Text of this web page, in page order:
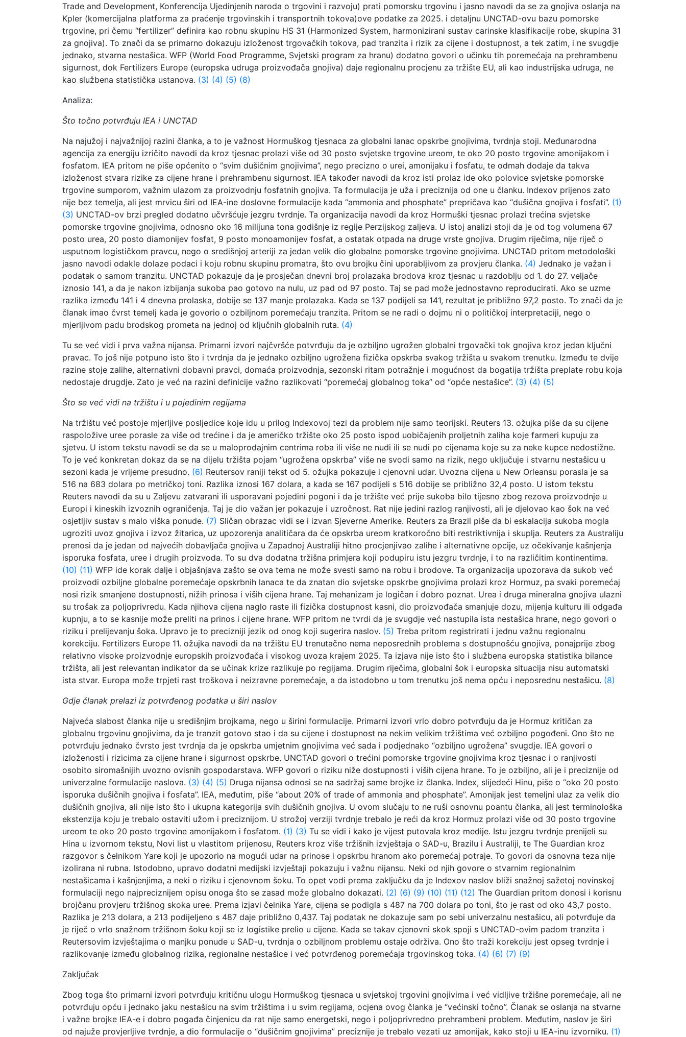
Trade and Development, Konferencija Ujedinjenih naroda o trgovini i razvoju) prati pomorsku trgovinu i jasno navodi da se za gnojiva oslanja na
Kpler (komercijalna platforma za praćenje trgovinskih i transportnih tokova)ove podatke za 2025. i detaljnu UNCTAD-ovu bazu pomorske
trgovine, pri čemu “fertilizer” definira kao robnu skupinu HS 31 (Harmonized System, harmonizirani sustav carinske klasifikacije robe, skupina 31
za gnojiva). To znači da se primarno dokazuju izloženost trgovačkih tokova, pad tranzita i rizik za cijene i dostupnost, a tek zatim, i ne svugdje
jednako, stvarna nestašica. WFP (World Food Programme, Svjetski program za hranu) dodatno govori o učinku tih poremećaja na prehrambenu
sigurnost, dok Fertilizers Europe (europska udruga proizvođača gnojiva) daje regionalnu procjenu za tržište EU, ali kao industrijska udruga, ne
kao službena statistička ustanova. (3) (4) (5) (8)
Analiza:
Što točno potvrđuju IEA i UNCTAD
Na najužoj i najvažnijoj razini članka, a to je važnost Hormuškog tjesnaca za globalni lanac opskrbe gnojivima, tvrdnja stoji. Međunarodna
agencija za energiju izričito navodi da kroz tjesnac prolazi više od 30 posto svjetske trgovine ureom, te oko 20 posto trgovine amonijakom i
fosfatom. IEA pritom ne piše općenito o “svim dušičnim gnojivima”, nego precizno o urei, amonijaku i fosfatu, te odmah dodaje da takva
izloženost stvara rizike za cijene hrane i prehrambenu sigurnost. IEA također navodi da kroz isti prolaz ide oko polovice svjetske pomorske
trgovine sumporom, važnim ulazom za proizvodnju fosfatnih gnojiva. Ta formulacija je uža i preciznija od one u članku. Indexov prijenos zato
nije bez temelja, ali jest mrvicu širi od IEA-ine doslovne formulacije kada “ammonia and phosphate” prepričava kao “dušična gnojiva i fosfati”. (1)
(3) UNCTAD-ov brzi pregled dodatno učvršćuje jezgru tvrdnje. Ta organizacija navodi da kroz Hormuški tjesnac prolazi trećina svjetske
pomorske trgovine gnojivima, odnosno oko 16 milijuna tona godišnje iz regije Perzijskog zaljeva. U istoj analizi stoji da je od tog volumena 67
posto urea, 20 posto diamonijev fosfat, 9 posto monoamonijev fosfat, a ostatak otpada na druge vrste gnojiva. Drugim riječima, nije riječ o
usputnom logističkom pravcu, nego o središnjoj arteriji za jedan velik dio globalne pomorske trgovine gnojivima. UNCTAD pritom metodološki
jasno navodi odakle dolaze podaci i koju robnu skupinu promatra, što ovu brojku čini uporabljivom za provjeru članka. (4) Jednako je važan i
podatak o samom tranzitu. UNCTAD pokazuje da je prosječan dnevni broj prolazaka brodova kroz tjesnac u razdoblju od 1. do 27. veljače
iznosio 141, a da je nakon izbijanja sukoba pao gotovo na nulu, uz pad od 97 posto. Taj se pad može jednostavno reproducirati. Ako se uzme
razlika između 141 i 4 dnevna prolaska, dobije se 137 manje prolazaka. Kada se 137 podijeli sa 141, rezultat je približno 97,2 posto. To znači da je
članak imao čvrst temelj kada je govorio o ozbiljnom poremećaju tranzita. Pritom se ne radi o dojmu ni o političkoj interpretaciji, nego o
mjerljivom padu brodskog prometa na jednoj od ključnih globalnih ruta. (4)
Tu se već vidi i prva važna nijansa. Primarni izvori najčvršće potvrđuju da je ozbiljno ugrožen globalni trgovački tok gnojiva kroz jedan ključni
pravac. To još nije potpuno isto što i tvrdnja da je jednako ozbiljno ugrožena fizička opskrba svakog tržišta u svakom trenutku. Između te dvije
razine stoje zalihe, alternativni dobavni pravci, domaća proizvodnja, sezonski ritam potražnje i mogućnost da bogatija tržišta preplate robu koja
nedostaje drugdje. Zato je već na razini definicije važno razlikovati “poremećaj globalnog toka” od “opće nestašice”. (3) (4) (5)
Što se već vidi na tržištu i u pojedinim regijama
Na tržištu već postoje mjerljive posljedice koje idu u prilog Indexovoj tezi da problem nije samo teorijski. Reuters 13. ožujka piše da su cijene
raspoložive uree porasle za više od trećine i da je američko tržište oko 25 posto ispod uobičajenih proljetnih zaliha koje farmeri kupuju za
sjetvu. U istom tekstu navodi se da se u maloprodajnim centrima roba ili više ne nudi ili se nudi po cijenama koje su za neke kupce nedostižne.
To je već konkretan dokaz da se na dijelu tržišta pojam “ugrožena opskrba” više ne svodi samo na rizik, nego uključuje i stvarnu nestašicu u
sezoni kada je vrijeme presudno. (6) Reutersov raniji tekst od 5. ožujka pokazuje i cjenovni udar. Uvozna cijena u New Orleansu porasla je sa
516 na 683 dolara po metričkoj toni. Razlika iznosi 167 dolara, a kada se 167 podijeli s 516 dobije se približno 32,4 posto. U istom tekstu
Reuters navodi da su u Zaljevu zatvarani ili usporavani pojedini pogoni i da je tržište već prije sukoba bilo tijesno zbog rezova proizvodnje u
Europi i kineskih izvoznih ograničenja. Taj je dio važan jer pokazuje i uzročnost. Rat nije jedini razlog ranjivosti, ali je djelovao kao šok na već
osjetljiv sustav s malo viška ponude. (7) Sličan obrazac vidi se i izvan Sjeverne Amerike. Reuters za Brazil piše da bi eskalacija sukoba mogla
ugroziti uvoz gnojiva i izvoz žitarica, uz upozorenja analitičara da će opskrba ureom kratkoročno biti restriktivnija i skuplja. Reuters za Australiju
prenosi da je jedan od najvećih dobavljača gnojiva u Zapadnoj Australiji hitno procjenjivao zalihe i alternativne opcije, uz očekivanje kašnjenja
isporuka fosfata, uree i drugih proizvoda. To su dva dodatna tržišna primjera koji podupiru istu jezgru tvrdnje, i to na različitim kontinentima.
(10) (11) WFP ide korak dalje i objašnjava zašto se ova tema ne može svesti samo na robu i brodove. Ta organizacija upozorava da sukob već
proizvodi ozbiljne globalne poremećaje opskrbnih lanaca te da znatan dio svjetske opskrbe gnojivima prolazi kroz Hormuz, pa svaki poremećaj
nosi rizik smanjene dostupnosti, nižih prinosa i viših cijena hrane. Taj mehanizam je logičan i dobro poznat. Urea i druga mineralna gnojiva ulazni
su trošak za poljoprivredu. Kada njihova cijena naglo raste ili fizička dostupnost kasni, dio proizvođača smanjuje dozu, mijenja kulturu ili odgađa
kupnju, a to se kasnije može preliti na prinos i cijene hrane. WFP pritom ne tvrdi da je svugdje već nastupila ista nestašica hrane, nego govori o
riziku i prelijevanju šoka. Upravo je to precizniji jezik od onog koji sugerira naslov. (5) Treba pritom registrirati i jednu važnu regionalnu
korekciju. Fertilizers Europe 11. ožujka navodi da na tržištu EU trenutačno nema neposrednih problema s dostupnošću gnojiva, ponajprije zbog
relativno visoke proizvodnje europskih proizvođača i visokog uvoza krajem 2025. Ta izjava nije isto što i službena europska statistika bilance
tržišta, ali jest relevantan indikator da se učinak krize razlikuje po regijama. Drugim riječima, globalni šok i europska situacija nisu automatski
ista stvar. Europa može trpjeti rast troškova i neizravne poremećaje, a da istodobno u tom trenutku još nema opću i neposrednu nestašicu. (8)
Gdje članak prelazi iz potvrđenog podatka u širi naslov
Najveća slabost članka nije u središnjim brojkama, nego u širini formulacije. Primarni izvori vrlo dobro potvrđuju da je Hormuz kritičan za
globalnu trgovinu gnojivima, da je tranzit gotovo stao i da su cijene i dostupnost na nekim velikim tržištima već ozbiljno pogođeni. Ono što ne
potvrđuju jednako čvrsto jest tvrdnja da je opskrba umjetnim gnojivima već sada i podjednako “ozbiljno ugrožena” svugdje. IEA govori o
izloženosti i rizicima za cijene hrane i sigurnost opskrbe. UNCTAD govori o trećini pomorske trgovine gnojivima kroz tjesnac i o ranjivosti
osobito siromašnijih uvozno ovisnih gospodarstava. WFP govori o riziku niže dostupnosti i viših cijena hrane. To je ozbiljno, ali je i preciznije od
univerzalne formulacije naslova. (3) (4) (5) Druga nijansa odnosi se na sadržaj same brojke iz članka. Index, slijedeći Hinu, piše o “oko 20 posto
isporuka dušičnih gnojiva i fosfata”. IEA, međutim, piše “about 20% of trade of ammonia and phosphate”. Amonijak jest temeljni ulaz za velik dio
dušičnih gnojiva, ali nije isto što i ukupna kategorija svih dušičnih gnojiva. U ovom slučaju to ne ruši osnovnu poantu članka, ali jest terminološka
ekstenzija koju je trebalo ostaviti užom i preciznijom. U strožoj verziji tvrdnje trebalo je reći da kroz Hormuz prolazi više od 30 posto trgovine
ureom te oko 20 posto trgovine amonijakom i fosfatom. (1) (3) Tu se vidi i kako je vijest putovala kroz medije. Istu jezgru tvrdnje prenijeli su
Hina u izvornom tekstu, Novi list u vlastitom prijenosu, Reuters kroz više tržišnih izvještaja o SAD-u, Brazilu i Australiji, te The Guardian kroz
razgovor s čelnikom Yare koji je upozorio na mogući udar na prinose i opskrbu hranom ako poremećaj potraje. To govori da osnovna teza nije
izolirana ni rubna. Istodobno, upravo dodatni medijski izvještaji pokazuju i važnu nijansu. Neki od njih govore o stvarnim regionalnim
nestašicama i kašnjenjima, a neki o riziku i cjenovnom šoku. To opet vodi prema zaključku da je Indexov naslov bliži snažnoj sažetoj novinskoj
formulaciji nego najpreciznijem opisu onoga što se zasad može globalno dokazati. (2) (6) (9) (10) (11) (12) The Guardian pritom donosi i korisnu
brojčanu provjeru tržišnog skoka uree. Prema izjavi čelnika Yare, cijena se podigla s 487 na 700 dolara po toni, što je rast od oko 43,7 posto.
Razlika je 213 dolara, a 213 podijeljeno s 487 daje približno 0,437. Taj podatak ne dokazuje sam po sebi univerzalnu nestašicu, ali potvrđuje da
je riječ o vrlo snažnom tržišnom šoku koji se iz logistike prelio u cijene. Kada se takav cjenovni skok spoji s UNCTAD-ovim padom tranzita i
Reutersovim izvještajima o manjku ponude u SAD-u, tvrdnja o ozbiljnom problemu ostaje održiva. Ono što traži korekciju jest opseg tvrdnje i
razlikovanje između globalnog rizika, regionalne nestašice i već potvrđenog poremećaja trgovinskog toka. (4) (6) (7) (9)
Zaključak
Zbog toga što primarni izvori potvrđuju kritičnu ulogu Hormuškog tjesnaca u svjetskoj trgovini gnojivima i već vidljive tržišne poremećaje, ali ne
potvrđuju opću i jednako jaku nestašicu na svim tržištima i u svim regijama, ocjena ovog članka je “većinski točno”. Članak se oslanja na stvarne
i važne brojke IEA-e i dobro pogađa činjenicu da rat nije samo energetski, nego i poljoprivredno prehrambeni problem. Međutim, naslov je širi
od najuže provjerljive tvrdnje, a dio formulacije o “dušičnim gnojivima” preciznije je trebalo vezati uz amonijak, kako stoji u IEA-inu izvorniku. (1)